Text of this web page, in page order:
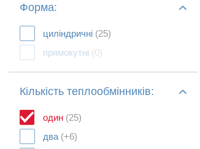
Форма:
циліндричні (25)
прямокутні (0)
Кількість теплообмінників:
один (25)
два (+6)